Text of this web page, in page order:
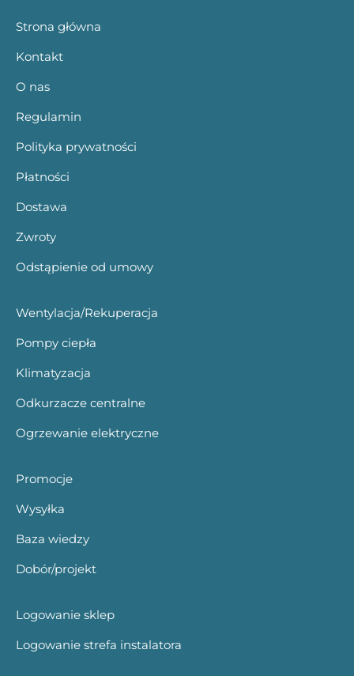
Strona główna
Kontakt
O nas
Regulamin
Polityka prywatności
Płatności
Dostawa
Zwroty
Odstąpienie od umowy
Wentylacja/Rekuperacja
Pompy ciepła
Klimatyzacja
Odkurzacze centralne
Ogrzewanie elektryczne
Promocje
Wysyłka
Baza wiedzy
Dobór/projekt
Logowanie sklep
Logowanie strefa instalatora